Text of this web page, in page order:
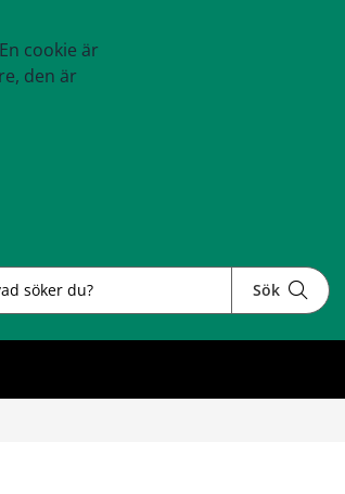
cookie är
den är
Sök